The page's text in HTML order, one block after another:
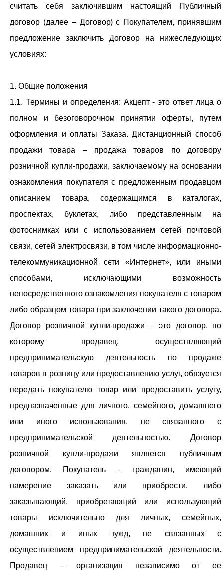
считать себя заключившим настоящий Публичный
договор (далее – Договор) с Покупателем, принявшим
предложение заключить Договор на нижеследующих
условиях:
1. Общие положения
1.1. Термины и определения: Акцепт - это ответ лица о
полном и безоговорочном принятии оферты, путем
оформления и оплаты Заказа. Дистанционный способ
продажи товара – продажа товаров по договору
розничной купли-продажи, заключаемому на основании
ознакомления покупателя с предложенным продавцом
описанием товара, содержащимся в каталогах,
проспектах, буклетах, либо представленным на
фотоснимках или с использованием сетей почтовой
связи, сетей электросвязи, в том числе информационно-
телекоммуникационной сети «Интернет», или иными
способами, исключающими возможность
непосредственного ознакомления покупателя с товаром
либо образцом товара при заключении такого договора.
Договор розничной купли-продажи – это договор, по
которому продавец, осуществляющий
предпринимательскую деятельность по продаже
товаров в розницу или предоставлению услуг, обязуется
передать покупателю товар или предоставить услугу,
предназначенные для личного, семейного, домашнего
или иного использования, не связанного с
предпринимательской деятельностью. Договор
розничной купли-продажи является публичным
договором. Покупатель – гражданин, имеющий
намерение заказать или приобрести, либо
заказывающий, приобретающий или использующий
товары исключительно для личных, семейных,
домашних и иных нужд, не связанных с
осуществлением предпринимательской деятельности.
Продавец – организация независимо от ее